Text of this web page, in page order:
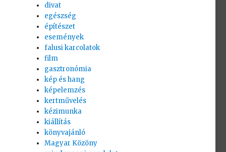
divat
egészség
építészet
események
falusi karcolatok
film
gasztronómia
kép és hang
képelemzés
kertművelés
kézimunka
kiállítás
könyvajánló
Magyar Közöny